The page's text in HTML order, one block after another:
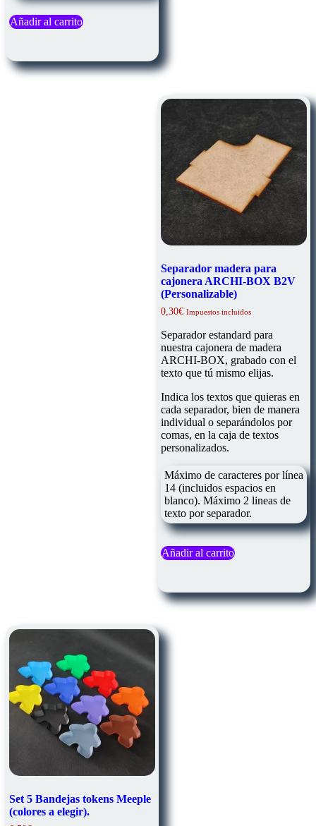
Añadir al carrito
Separador madera para
cajonera ARCHI-BOX B2V
(Personalizable)
0,30€ Impuestos incluidos
Separador estandard para
nuestra cajonera de madera
ARCHI-BOX, grabado con el
texto que tú mismo elijas.
Indica los textos que quieras en
cada separador, bien de manera
individual o separándolos por
comas, en la caja de textos
personalizados.
Máximo de caracteres por línea
14 (incluidos espacios en
blanco). Máximo 2 lineas de
texto por separador.
Añadir al carrito
Set 5 Bandejas tokens Meeple
(colores a elegir).